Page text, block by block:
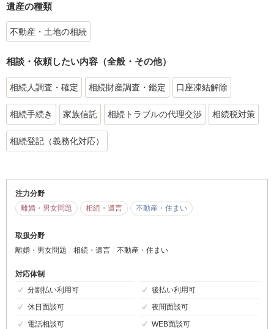
遺産の種類
不動産・土地の相続
相談・依頼したい内容（全般・その他）
相続人調査・確定 相続財産調査・鑑定 口座凍結解除
相続手続き 家族信託 相続トラブルの代理交渉 相続税対策
相続登記（義務化対応）
注力分野
離婚・男女問題
相続・遺言 不動産・住まい
取扱分野
離婚・男女問題
相続・遺言 不動産・住まい
対応体制
分割払い利用可
後払い利用可
休日面談可
夜間面談可
電話相談可
WEB面談可